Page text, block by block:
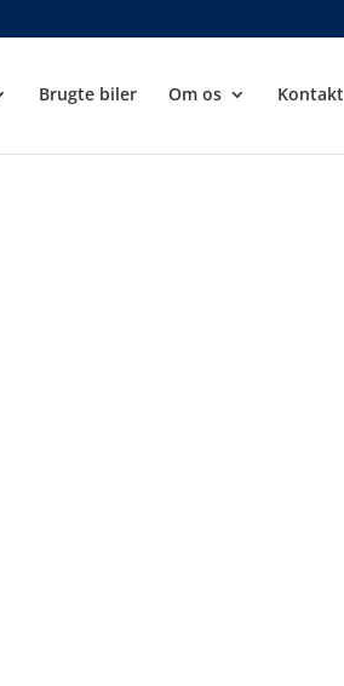
Brugte biler Om os Kontakt